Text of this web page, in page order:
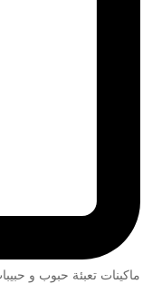
ماكينات تعبئة حبوب و